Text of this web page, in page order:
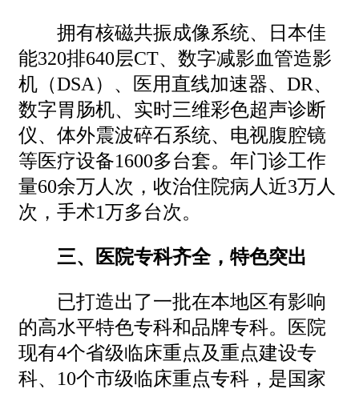
拥有核磁共振成像系统、日本佳
能320排640层CT、数字减影血管造影
机（DSA）、医用直线加速器、DR、
数字胃肠机、实时三维彩色超声诊断
仪、体外震波碎石系统、电视腹腔镜
等医疗设备1600多台套。年门诊工作
量60余万人次，收治住院病人近3万人
次，手术1万多台次。
三、医院专科齐全，特色突出
已打造出了一批在本地区有影响
的高水平特色专科和品牌专科。医院
现有4个省级临床重点及重点建设专
科、10个市级临床重点专科，是国家